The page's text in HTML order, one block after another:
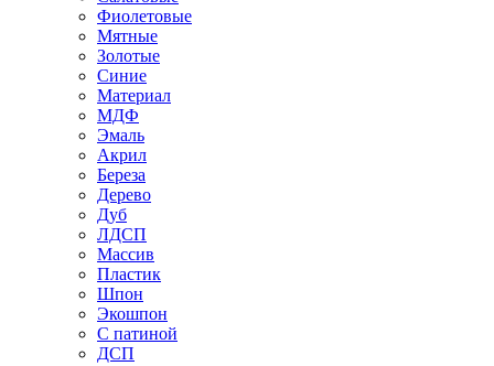
Фиолетовые
Мятные
Золотые
Синие
Материал
МДФ
Эмаль
Акрил
Береза
Дерево
Дуб
ЛДСП
Массив
Пластик
Шпон
Экошпон
С патиной
ДСП